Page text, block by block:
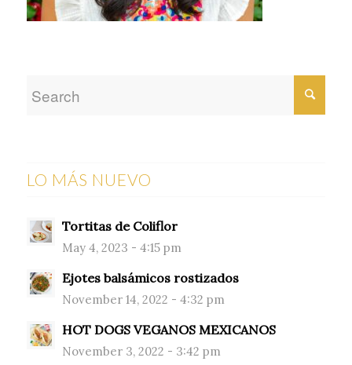
LO MÁS NUEVO
Tortitas de Coliflor
May 4, 2023 - 4:15 pm
Ejotes balsámicos rostizados
November 14, 2022 - 4:32 pm
HOT DOGS VEGANOS MEXICANOS
November 3, 2022 - 3:42 pm